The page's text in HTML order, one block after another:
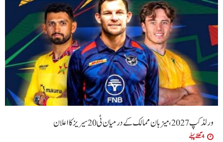
ورلڈ کپ 2027، میزبان ممالک کے درمیان ٹی20 سیریز کا اعلان
4 گھنٹے پہلے